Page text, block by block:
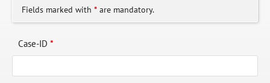
Fields marked with * are mandatory.
Case-ID *